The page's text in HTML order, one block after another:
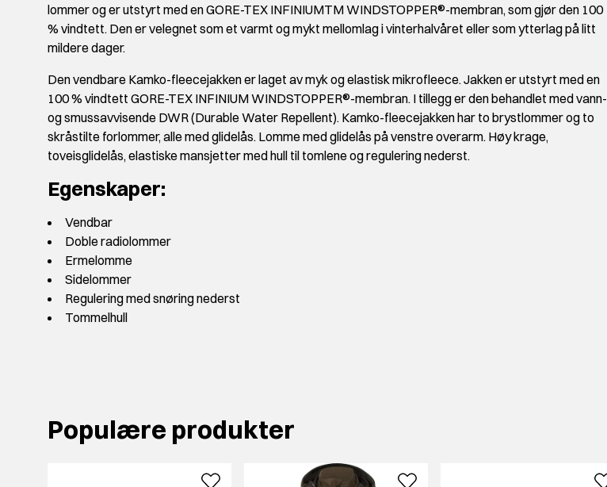
lommer og er utstyrt med en GORE-TEX INFINIUMTM WINDSTOPPER®-membran, som gjør den 100
% vindtett. Den er velegnet som et varmt og mykt mellomlag i vinterhalvåret eller som ytterlag på litt
mildere dager.
Den vendbare Kamko-fleecejakken er laget av myk og elastisk mikrofleece. Jakken er utstyrt med en
100 % vindtett GORE-TEX INFINIUM WINDSTOPPER®-membran. I tillegg er den behandlet med vann-
og smussavvisende DWR (Durable Water Repellent). Kamko-fleecejakken har to brystlommer og to
skråstilte forlommer, alle med glidelås. Lomme med glidelås på venstre overarm. Høy krage,
toveisglidelås, elastiske mansjetter med hull til tomlene og regulering nederst.
Egenskaper:
Vendbar
Doble radiolommer
Ermelomme
Sidelommer
Regulering med snøring nederst
Tommelhull
Populære produkter